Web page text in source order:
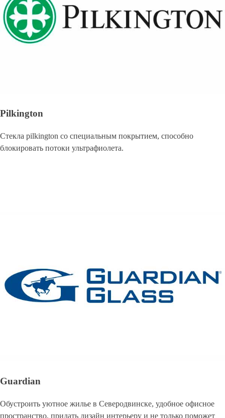
Pilkington
Стекла pilkington со специальным покрытием, способно
блокировать потоки ультрафиолета.
Guardian
Обустроить уютное жилье в Северодвинске, удобное офисное
пространство, придать дизайн интерьеру и не только поможет